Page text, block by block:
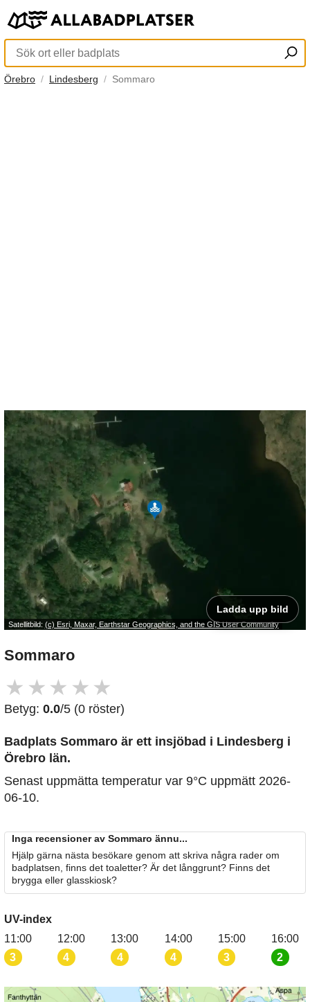
Örebro Lindesberg Sommaro
Satellitbild: (c) Esri, Maxar, Earthstar Geographics, and the GIS User Community
Ladda upp bild
Sommaro
★ ★ ★ ★ ★
Betyg: 0.0/5 (0 röster)
Badplats Sommaro är ett insjöbad i Lindesberg i
Örebro län.
Senast uppmätta temperatur var 9°C uppmätt 2026-
06-10.
Inga recensioner av Sommaro ännu...
Hjälp gärna nästa besökare genom att skriva några rader om
badplatsen, finns det toaletter? Är det långgrunt? Finns det
brygga eller glasskiosk?
UV-index
11:00
3
12:00
4
13:00
4
14:00
4
15:00
3
16:00
2